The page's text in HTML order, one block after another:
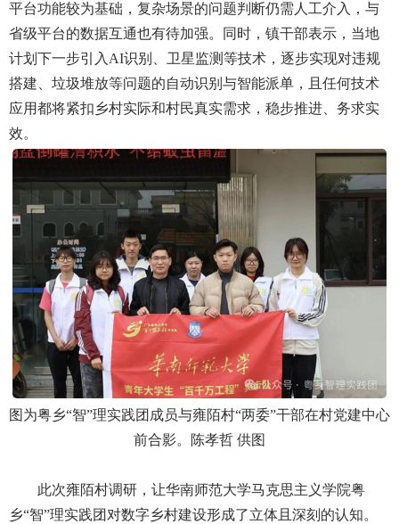
平台功能较为基础，复杂场景的问题判断仍需人工介入，与
省级平台的数据互通也有待加强。同时，镇干部表示，当地
计划下一步引入AI识别、卫星监测等技术，逐步实现对违规
搭建、垃圾堆放等问题的自动识别与智能派单，且任何技术
应用都将紧扣乡村实际和村民真实需求，稳步推进、务求实
效。
图为粤乡“智”理实践团成员与雍陌村“两委”干部在村党建中心
前合影。陈孝哲 供图
此次雍陌村调研，让华南师范大学马克思主义学院粤
乡“智”理实践团对数字乡村建设形成了立体且深刻的认知。